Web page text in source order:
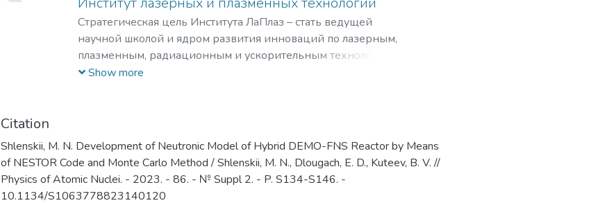
Стратегическая цель Института ЛаПлаз – стать ведущей
научной школой и ядром развития инноваций по лазерным,
плазменным, радиационным и ускорительным технологиям,
с уникальными образовательными программами,
Show more
Citation
Shlenskii, M. N. Development of Neutronic Model of Hybrid DEMO-FNS Reactor by Means
of NESTOR Code and Monte Carlo Method / Shlenskii, M. N., Dlougach, E. D., Kuteev, B. V. //
Physics of Atomic Nuclei. - 2023. - 86. - № Suppl 2. - P. S134-S146. -
10.1134/S1063778823140120